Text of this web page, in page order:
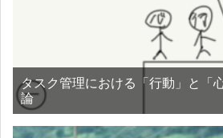
タスク管理における「行動」と「
論